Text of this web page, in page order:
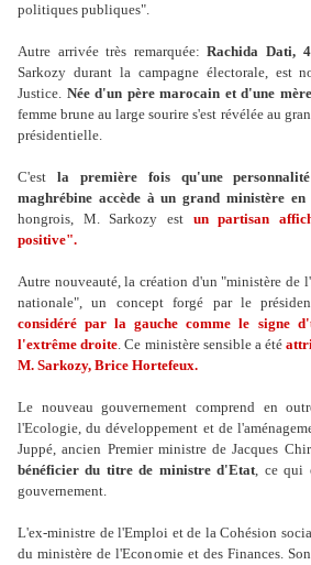
politiques publiques".
Autre arrivée très remarquée:Rachida Dati,
Sarkozy durant la campagne électorale, est
Justice. Née d'un père marocain et d'une
femme brune au large sourire s'est révélée au
présidentielle.
C'est la première fois qu'une
maghrébine accède à un grand ministère
hongrois, M. Sarkozy est un partisan
positive".
Autre nouveauté, la création d'un "ministère de
nationale", un concept forgé par le
considéré par la gauche comme le signe
l'extrême droite. Ce ministère sensible a été
M. Sarkozy, Brice Hortefeux.
Le nouveau gouvernement comprend en
l'Ecologie, du développement et de
Juppé, ancien Premier ministre de Jacques
bénéficier du titre de ministre d'Etat, ce qui
gouvernement.
L'ex-ministre de l'Emploi et de la Cohésion
du ministère de l'Economie et des Finances.